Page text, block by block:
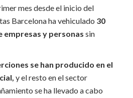
mes desde el inicio del
Barcelona ha vehiculado 30
y personas sin
se han producido en el
y el resto en el sector
se ha llevado a cabo